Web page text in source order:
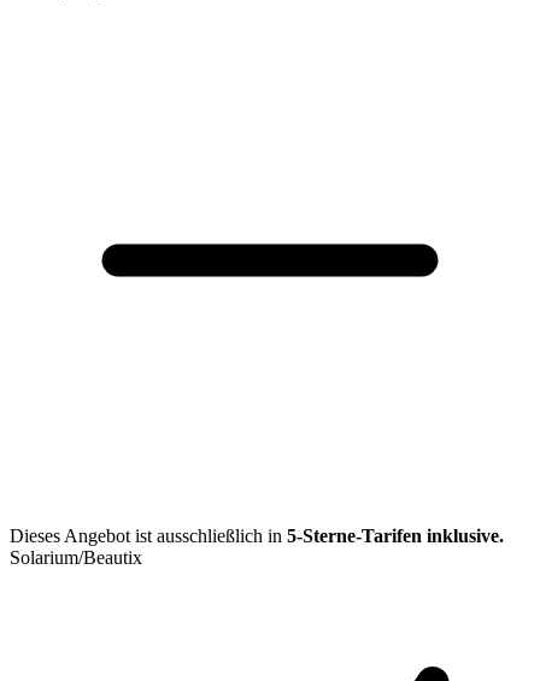
Dieses Angebot ist ausschließlich in 5-Sterne-Tarifen inklusive.
Solarium/Beautix